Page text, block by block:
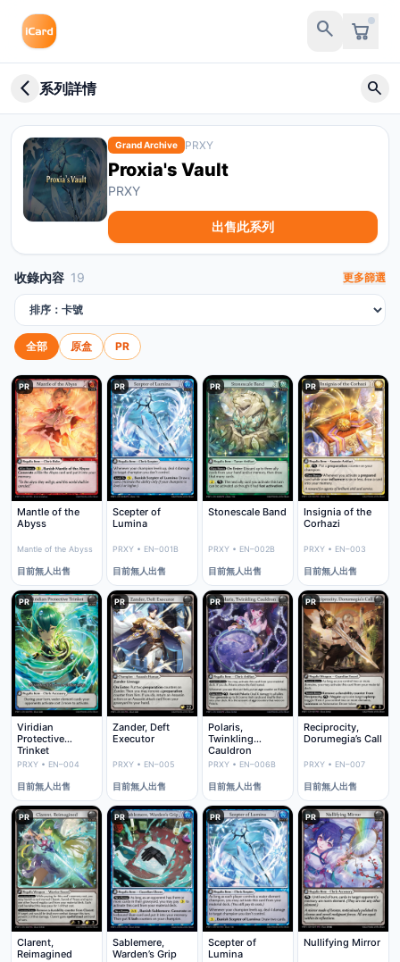
search
arrow_back_ios_new 系列詳情 search
Grand Archive PRXY
Proxia's Vault
PRXY
出售此系列
收錄內容 19 更多篩選
排序方式
全部 原盒 PR
PR
Mantle of the
Abyss
Mantle of the Abyss
目前無人出售
PR
Scepter of
Lumina
PRXY • EN–001B
目前無人出售
PR
Stonescale Band
PRXY • EN–002B
目前無人出售
PR
Insignia of the
Corhazi
PRXY • EN–003
目前無人出售
PR
Viridian
Protective
Trinket
PRXY • EN–004
目前無人出售
PR
Zander, Deft
Executor
PRXY • EN–005
目前無人出售
PR
Polaris,
Twinkling
Cauldron
PRXY • EN–006B
目前無人出售
PR
Reciprocity,
Dorumegia’s Call
PRXY • EN–007
目前無人出售
PR
Clarent,
Reimagined
PR
Sablemere,
Warden’s Grip
PR
Scepter of
Lumina
PR
Nullifying Mirror